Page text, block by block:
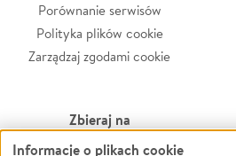
Porównanie serwisów
Polityka plików cookie
Zarządzaj zgodami cookie
Zbieraj na
Informacje o plikach cookie